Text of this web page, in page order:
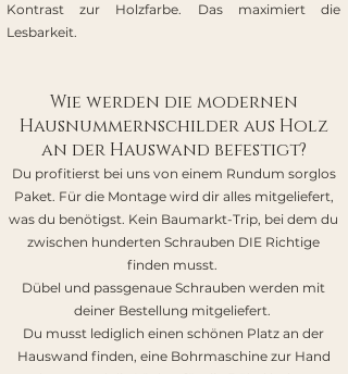
Kontrast zur Holzfarbe. Das maximiert die
Lesbarkeit.
Wie werden die modernen
Hausnummernschilder aus Holz
an der Hauswand befestigt?
Du profitierst bei uns von einem Rundum sorglos
Paket. Für die Montage wird dir alles mitgeliefert,
was du benötigst. Kein Baumarkt-Trip, bei dem du
zwischen hunderten Schrauben DIE Richtige
finden musst.
Dübel und passgenaue Schrauben werden mit
deiner Bestellung mitgeliefert.
Du musst lediglich einen schönen Platz an der
Hauswand finden, eine Bohrmaschine zur Hand